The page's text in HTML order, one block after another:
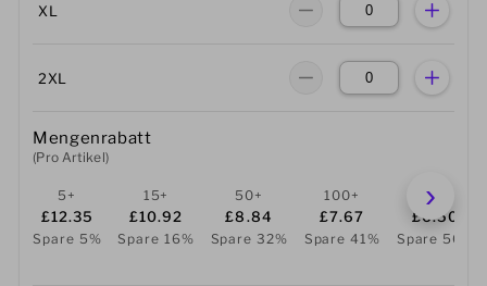
XL
2XL
Mengenrabatt
(Pro Artikel)
5+
£12.35
Spare 5%
15+
£10.92
Spare 16%
50+
£8.84
Spare 32%
100+
£7.67
Spare 41%
250+
£6.50
Spare 50%